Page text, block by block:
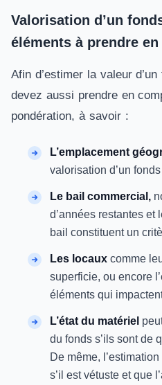
Valorisation d’un
éléments à prendre
Afin d’estimer la valeur
devez aussi prendre en
pondération, à savoir :
L’emplacement
valorisation d’un
Le bail commercial,
d’années restantes et
bail constituent un
Les locaux comme
superficie, ou encore
éléments qui
L’état du matériel
du fonds s’ils sont de
De même,
s’il est vétuste et que